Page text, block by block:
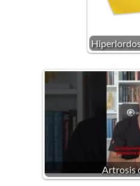
Artrosis